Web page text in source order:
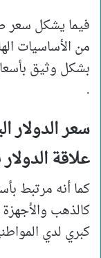
فيما يشكل سعر
من الأساسيات
بشكل وثيق
.
سعر الدولار
علاقة
كما أنه مرتبط
كالذهب
كبري لدي